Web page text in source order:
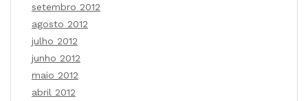
setembro 2012
agosto 2012
julho 2012
junho 2012
maio 2012
abril 2012